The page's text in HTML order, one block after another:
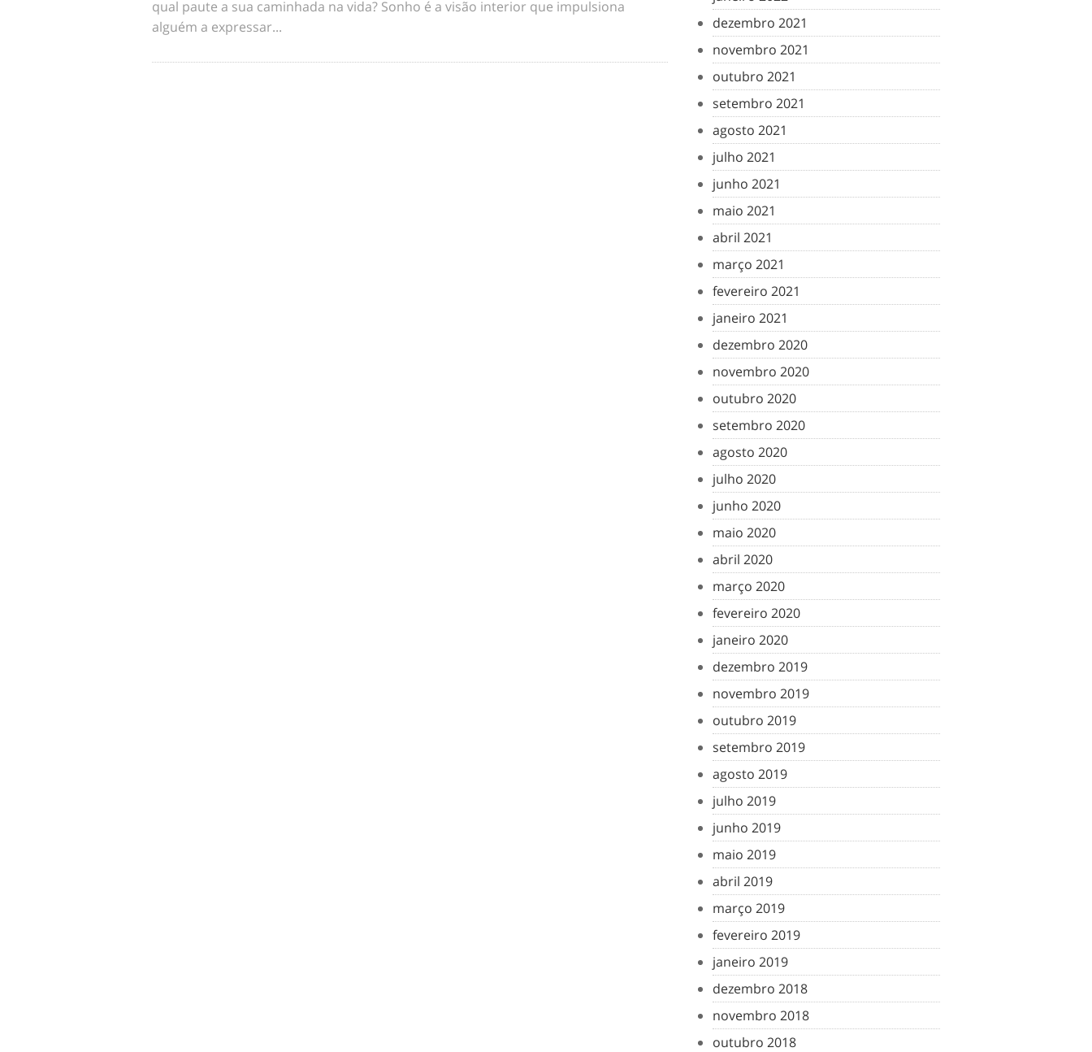
qual paute a sua caminhada na vida? Sonho é a visão interior que impulsiona
alguém a expressar...
dezembro 2021
novembro 2021
outubro 2021
setembro 2021
agosto 2021
julho 2021
junho 2021
maio 2021
abril 2021
março 2021
fevereiro 2021
janeiro 2021
dezembro 2020
novembro 2020
outubro 2020
setembro 2020
agosto 2020
julho 2020
junho 2020
maio 2020
abril 2020
março 2020
fevereiro 2020
janeiro 2020
dezembro 2019
novembro 2019
outubro 2019
setembro 2019
agosto 2019
julho 2019
junho 2019
maio 2019
abril 2019
março 2019
fevereiro 2019
janeiro 2019
dezembro 2018
novembro 2018
outubro 2018